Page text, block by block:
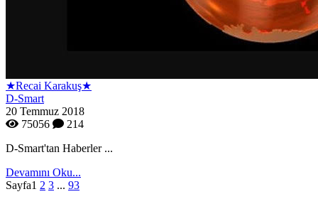
★Recai Karakuş★
D-Smart
20 Temmuz 2018
75056
214
D-Smart'tan Haberler ...
Devamını Oku...
Sayfa1 2 3 ... 93